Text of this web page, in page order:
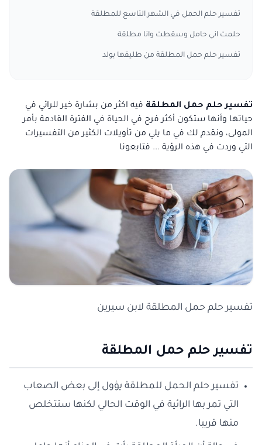
تفسير حلم الحمل في الشهر التاسع للمطلقة
حلمت اني حامل وسقطت وانا مطلقة
تفسير حلم حمل المطلقة من طليقها بولد
تفسير حلم حمل المطلقة فيه اكثر من بشارة خير للرائي في
حياتها وأنها ستكون أكثر فرح في الحياة في الفترة القادمة بأمر
المولى، ونقدم لك في ما يلي من تأويلات الكثير من التفسيرات
التي وردت في هذه الرؤية ... فتابعونا
تفسير حلم حمل المطلقة لابن سيرين
تفسير حلم حمل المطلقة
تفسير حلم الحمل للمطلقة يؤول إلى بعض الصعاب
التي تمر بها الرائية في الوقت الحالي لكنها ستتخلص
منها قريبا.